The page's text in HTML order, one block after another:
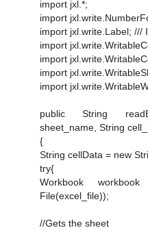
import jxl.*;
import
import jxl.write.Label; ///
import
import
import
import
public String
sheet_name, String
{
String cellData = new
try{
Workbook workbook
File(excel_file));
//Gets the sheet